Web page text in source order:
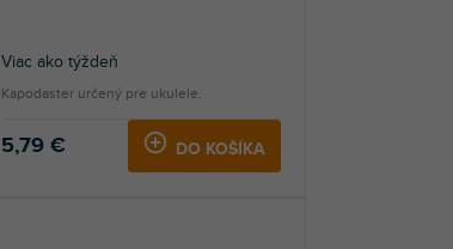
Viac ako týždeň
5,79 € DO KOŠÍKA
Kapodaster určený pre ukulele.